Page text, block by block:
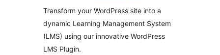
Transform your WordPress site into a
dynamic Learning Management System
(LMS) using our innovative WordPress
LMS Plugin.